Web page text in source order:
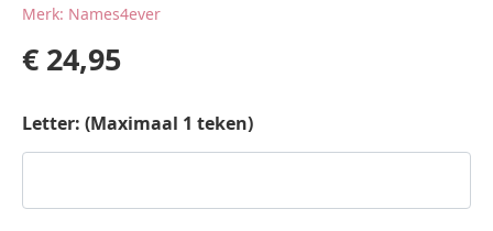
Merk: Names4ever
€ 24,95
Letter: (Maximaal 1 teken)